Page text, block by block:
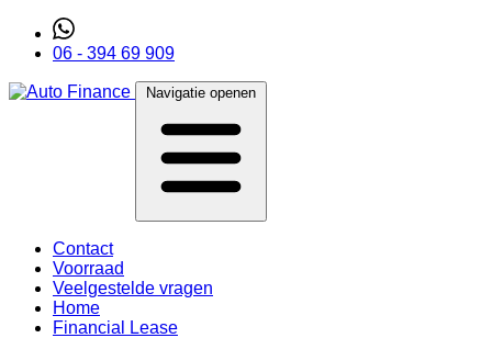
06 - 394 69 909
Navigatie openen
Contact
Voorraad
Veelgestelde vragen
Home
Financial Lease